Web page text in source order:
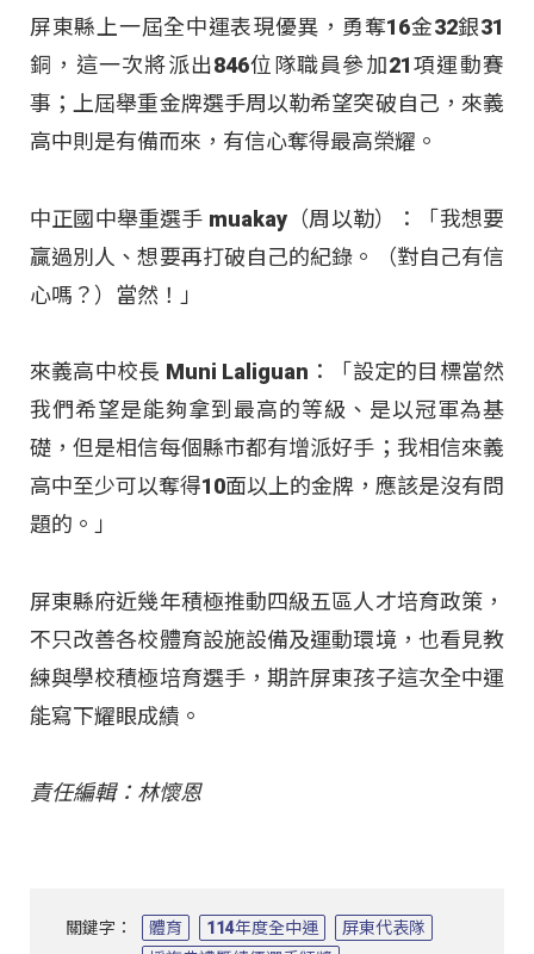
屏東縣上一屆全中運表現優異，勇奪16金32銀31
銅，這一次將派出846位隊職員參加21項運動賽
事；上屆舉重金牌選手周以勒希望突破自己，來義
高中則是有備而來，有信心奪得最高榮耀。
中正國中舉重選手 muakay（周以勒）：「我想要
贏過別人、想要再打破自己的紀錄。（對自己有信
心嗎？）當然！」
來義高中校長 Muni Laliguan：「設定的目標當然
我們希望是能夠拿到最高的等級、是以冠軍為基
礎，但是相信每個縣市都有增派好手；我相信來義
高中至少可以奪得10面以上的金牌，應該是沒有問
題的。」
屏東縣府近幾年積極推動四級五區人才培育政策，
不只改善各校體育設施設備及運動環境，也看見教
練與學校積極培育選手，期許屏東孩子這次全中運
能寫下耀眼成績。
責任編輯：林懷恩
關鍵字： 體育 114年度全中運
屏東代表隊